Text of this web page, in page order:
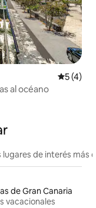
5 (4)
al océano
lugares de interés más
de Gran Canaria
vacacionales